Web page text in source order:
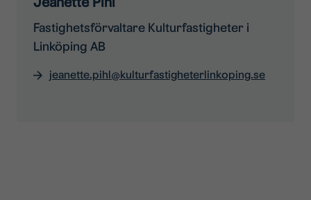
Fastighetsförvaltare Kulturfastigheter i
Linköping AB
jeanette.pihl@kulturfastigheterlinkoping.se